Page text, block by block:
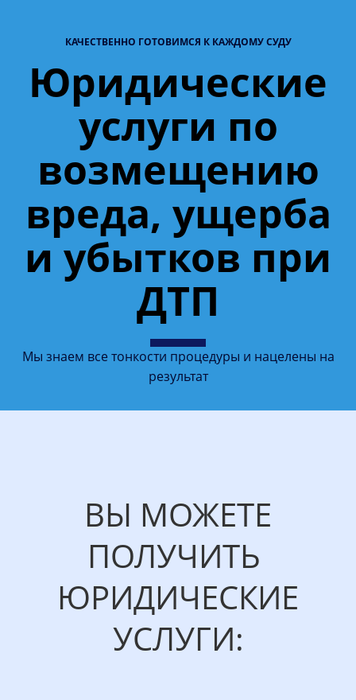
КАЧЕСТВЕННО ГОТОВИМСЯ К КАЖДОМУ СУДУ
Юридические
услуги по
возмещению
вреда, ущерба
и убытков при
ДТП
Мы знаем все тонкости процедуры и нацелены на
результат
ВЫ МОЖЕТЕ
ПОЛУЧИТЬ
ЮРИДИЧЕСКИЕ
УСЛУГИ: